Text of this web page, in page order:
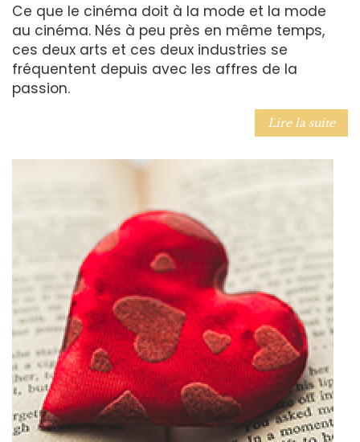
Ce que le cinéma doit à la mode et la mode
au cinéma. Nés à peu près en même temps,
ces deux arts et ces deux industries se
fréquentent depuis avec les affres de la
passion.
Lire la suite